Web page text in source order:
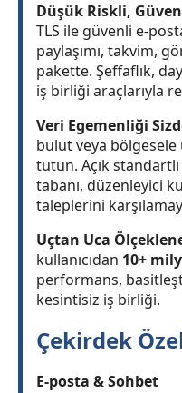
Düşük Riskli,
TLS ile güvenli e-
paylaşımı, takvim,
pakette. Şeffaflık,
iş birliği araçlarıyla
Veri Egemenliği
bulut veya
tutun. Açık
tabanı, düzenleyici
taleplerini
Uçtan Uca
kullanıcıdan 10+
performans,
kesintisiz iş birliği.
Çekirdek
E-posta & Sohbet